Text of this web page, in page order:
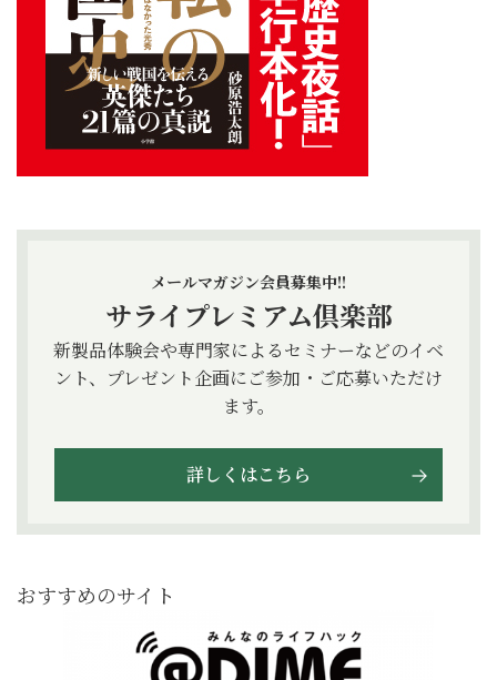
メールマガジン会員募集中!!
サライプレミアム倶楽部
新製品体験会や専門家によるセミナーなどのイベ
ント、プレゼント企画にご参加・ご応募いただけ
ます。
詳しくはこちら
おすすめのサイト